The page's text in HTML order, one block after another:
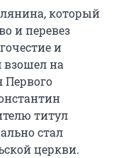
который
и перевез
и
взошел на
Первого
титул
стал
церкви.